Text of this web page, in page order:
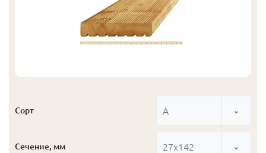
Сорт А
Сечение, мм 27x142